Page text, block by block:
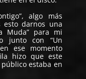
algo más
darnos una
Muda” para mi
junto con “Un
ese momento
hizo que este
estaba en